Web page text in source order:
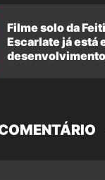
Filme solo da
Escarlate já está